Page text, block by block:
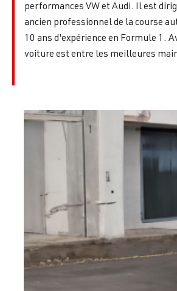
performances VW et Audi. Il est
ancien professionnel de la course
10 ans d'expérience en Formule 1.
voiture est entre les meilleures